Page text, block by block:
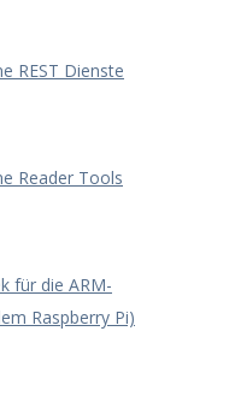
REST Dienste
Reader Tools
für die ARM-
Raspberry Pi)